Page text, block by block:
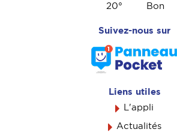
20°
Bon
Suivez-nous sur
Liens utiles
L'appli
Actualités